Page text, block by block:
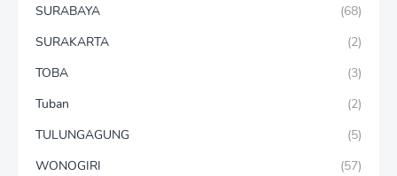
SURABAYA
(68)
SURAKARTA
(2)
TOBA
(3)
Tuban
(2)
TULUNGAGUNG
(5)
WONOGIRI
(57)